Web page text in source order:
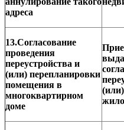
адреса
13.Согласование
проведения
переустройства и
(или) перепланировки
помещения в
многоквартирном
доме